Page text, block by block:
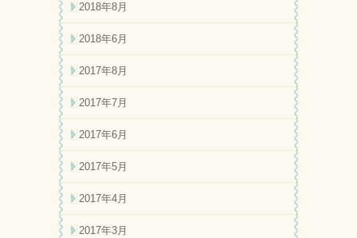
2018年8月
2018年6月
2017年8月
2017年7月
2017年6月
2017年5月
2017年4月
2017年3月